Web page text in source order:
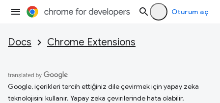
Oturum aç
Docs Chrome Extensions
Google, içerikleri tercih ettiğiniz dile çevirmek için yapay zeka
teknolojisini kullanır. Yapay zeka çevirilerinde hata olabilir.